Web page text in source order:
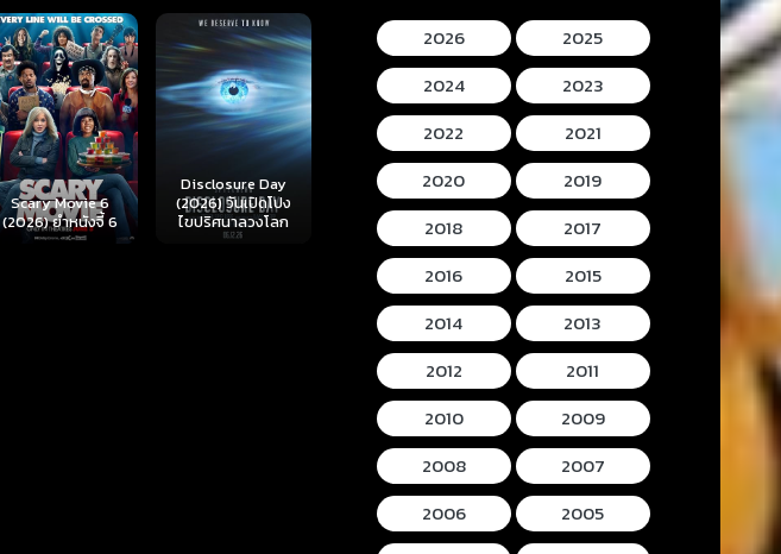
Disclosure Day
(2026) วันเปิดโปง
ไขปริศนาลวงโลก
Backrooms (2026)
นรกห้องลับ
Hokum (2026) ห้อง
กุมวิญญาณ
Mortal Kombat II
(2026) มอร์ทัล คอม
แบท 2
2026
2025
2024
2023
2022
2021
2020
2019
2018
2017
2016
2015
2014
2013
2012
2011
2010
2009
2008
2007
2006
2005